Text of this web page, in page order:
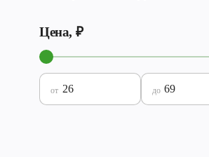
Цена, ₽
от до